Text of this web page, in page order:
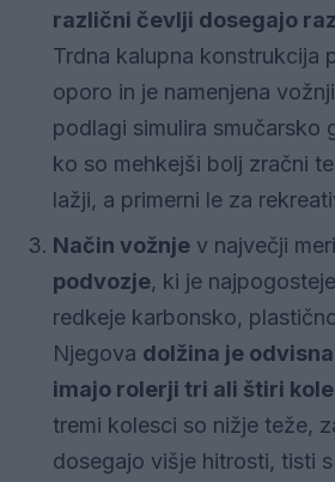
različni čevlji dosegajo
Trdna kalupna konstrukcija
oporo in je namenjena
podlagi simulira smučarsko
ko so mehkejši bolj zračni
lažji, a primerni le za
Način vožnje v največji meri
podvozje, ki je
redkeje karbonsko,
Njegova dolžina je
imajo rolerji tri ali štiri
tremi kolesci so nižje teže,
dosegajo višje hitrosti, tisti